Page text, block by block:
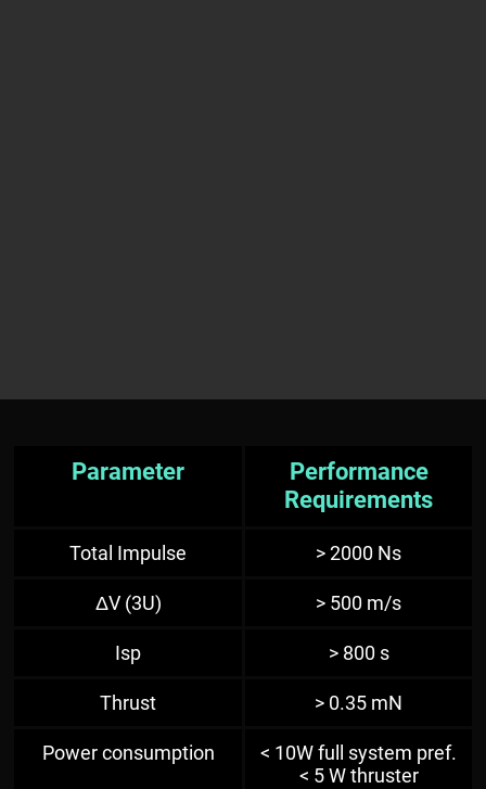
Parameter
Performance
Requirements
Total Impulse > 2000 Ns
ΔV (3U) > 500 m/s
Isp > 800 s
Thrust > 0.35 mN
Power consumption
< 10W full system pref.
< 5 W thruster